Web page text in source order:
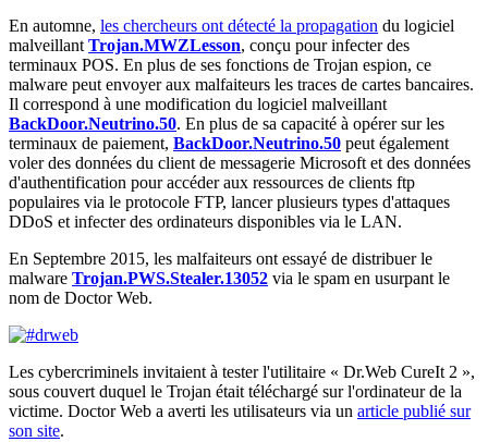
En automne, les chercheurs ont détecté la propagation du logiciel
malveillant Trojan.MWZLesson, conçu pour infecter des
terminaux POS. En plus de ses fonctions de Trojan espion, ce
malware peut envoyer aux malfaiteurs les traces de cartes bancaires.
Il correspond à une modification du logiciel malveillant
BackDoor.Neutrino.50. En plus de sa capacité à opérer sur les
terminaux de paiement, BackDoor.Neutrino.50 peut également
voler des données du client de messagerie Microsoft et des données
d'authentification pour accéder aux ressources de clients ftp
populaires via le protocole FTP, lancer plusieurs types d'attaques
DDoS et infecter des ordinateurs disponibles via le LAN.
En Septembre 2015, les malfaiteurs ont essayé de distribuer le
malware Trojan.PWS.Stealer.13052 via le spam en usurpant le
nom de Doctor Web.
Les cybercriminels invitaient à tester l'utilitaire « Dr.Web CureIt 2 »,
sous couvert duquel le Trojan était téléchargé sur l'ordinateur de la
victime. Doctor Web a averti les utilisateurs via un article publié sur
son site.